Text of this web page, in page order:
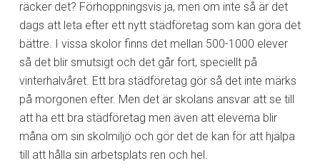
räcker det? Förhoppningsvis ja, men om inte så är det
dags att leta efter ett nytt städföretag som kan göra det
bättre. I vissa skolor finns det mellan 500-1000 elever
så det blir smutsigt och det går fort, speciellt på
vinterhalvåret. Ett bra städföretag gör så det inte märks
på morgonen efter. Men det är skolans ansvar att se till
att ha ett bra städföretag men även att eleverna blir
måna om sin skolmiljö och gör det de kan för att hjälpa
till att hålla sin arbetsplats ren och hel.